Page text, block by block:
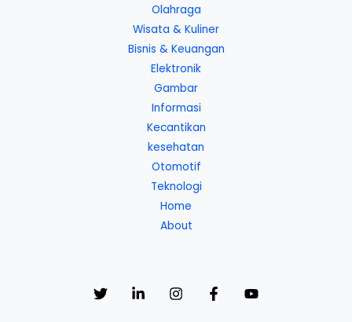
Olahraga
Wisata & Kuliner
Bisnis & Keuangan
Elektronik
Gambar
Informasi
Kecantikan
kesehatan
Otomotif
Teknologi
Home
About